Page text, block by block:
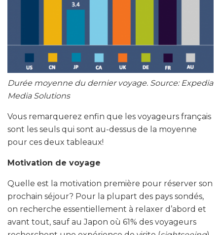
Durée moyenne du dernier voyage. Source: Expedia
Media Solutions
Vous remarquerez enfin que les voyageurs français
sont les seuls qui sont au-dessus de la moyenne
pour ces deux tableaux!
Motivation de voyage
Quelle est la motivation première pour réserver son
prochain séjour? Pour la plupart des pays sondés,
on recherche essentiellement à relaxer d’abord et
avant tout, sauf au Japon où 61% des voyageurs